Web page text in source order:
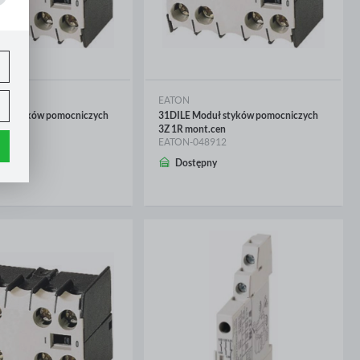
styków pomocniczych
EATON
31DILE Moduł styków pomocniczych
3Z 1R mont.cen
EATON-048912
Dostępny
WIĘCEJ